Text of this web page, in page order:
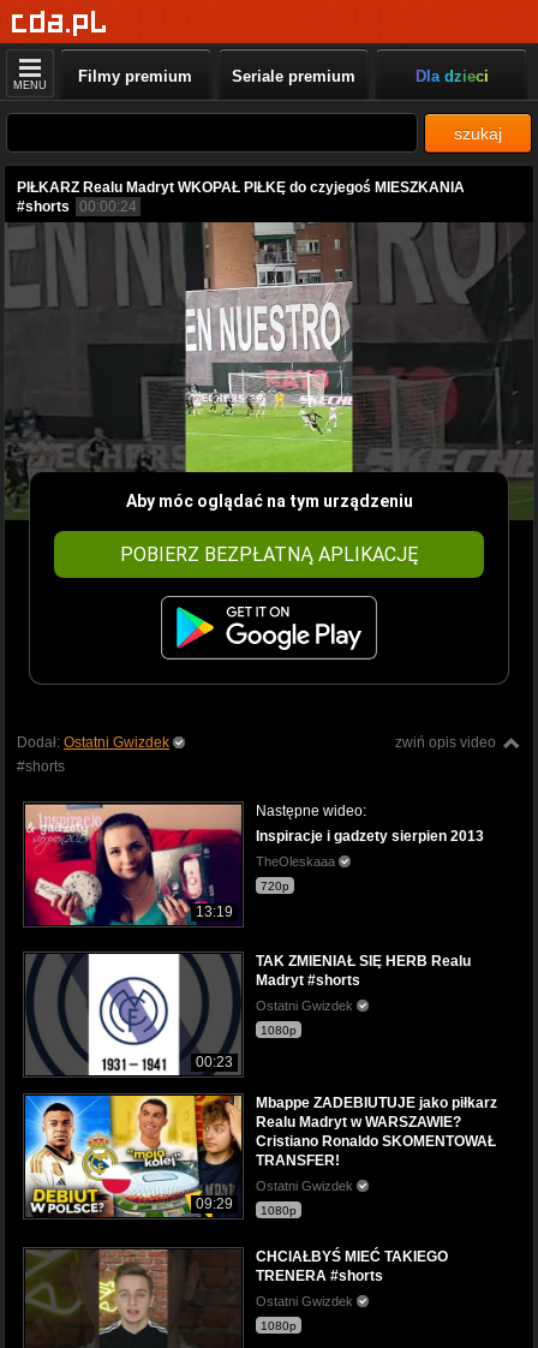
MENU Filmy premium Seriale premium Dla dzieci
szukaj
PIŁKARZ Realu Madryt WKOPAŁ PIŁKĘ do czyjegoś MIESZKANIA
#shorts
00:00:24
Aby móc oglądać na tym urządzeniu
POBIERZ BEZPŁATNĄ APLIKACJĘ
zwiń opis video
Dodał: Ostatni Gwizdek
#shorts
13:19
Następne wideo:
Inspiracje i gadzety sierpien 2013
TheOleskaaa
720p
00:23
TAK ZMIENIAŁ SIĘ HERB Realu
Madryt #shorts
Ostatni Gwizdek
1080p
09:29
Mbappe ZADEBIUTUJE jako piłkarz
Realu Madryt w WARSZAWIE?
Cristiano Ronaldo SKOMENTOWAŁ
TRANSFER!
Ostatni Gwizdek
1080p
CHCIAŁBYŚ MIEĆ TAKIEGO
TRENERA #shorts
Ostatni Gwizdek
1080p